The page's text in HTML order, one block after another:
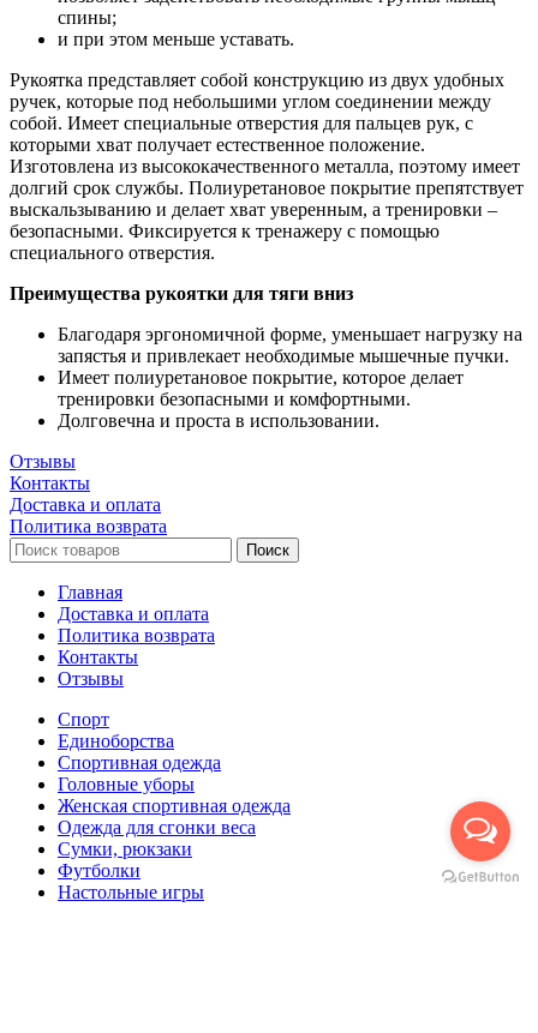
спины;
и при этом меньше уставать.
Рукоятка представляет собой конструкцию из двух удобных
ручек, которые под небольшими углом соединении между
собой. Имеет специальные отверстия для пальцев рук, с
которыми хват получает естественное положение.
Изготовлена из высококачественного металла, поэтому имеет
долгий срок службы. Полиуретановое покрытие препятствует
выскальзыванию и делает хват уверенным, а тренировки –
безопасными. Фиксируется к тренажеру с помощью
специального отверстия.
Преимущества рукоятки для тяги вниз
Благодаря эргономичной форме, уменьшает нагрузку на
запястья и привлекает необходимые мышечные пучки.
Имеет полиуретановое покрытие, которое делает
тренировки безопасными и комфортными.
Долговечна и проста в использовании.
Отзывы
Контакты
Доставка и оплата
Политика возврата
Поиск
Главная
Доставка и оплата
Политика возврата
Контакты
Отзывы
Спорт
Единоборства
Cпортивная одежда
Головные уборы
Женская спортивная одежда
Одежда для сгонки веса
Сумки, рюкзаки
Футболки
Настольные игры